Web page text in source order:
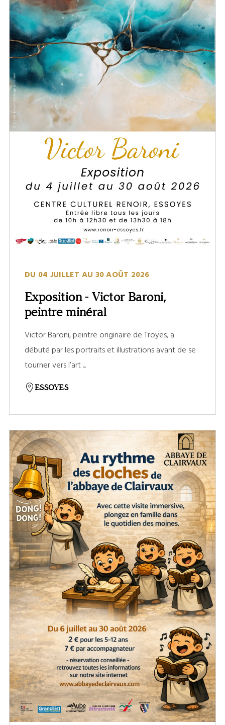
DU 04 JUILLET AU 30 AOÛT 2026
Exposition - Victor Baroni,
peintre minéral
Victor Baroni, peintre originaire de Troyes, a
débuté par les portraits et illustrations avant de se
tourner vers l’art ...
ESSOYES